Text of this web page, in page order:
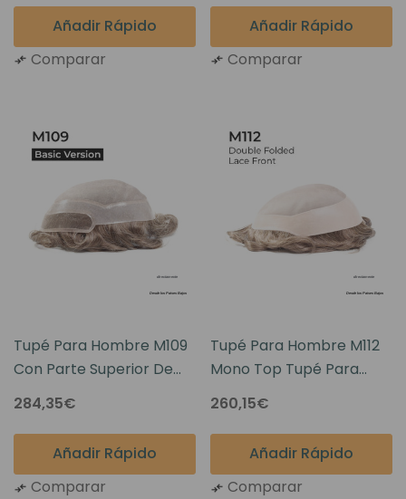
Añadir Rápido
Comparar
Indetectable
Añadir Rápido
Comparar
Tupé Para Hombre M109
Con Parte Superior De
Mono Y Frente De Encaje
- Versión Básica
284,35€
Añadir Rápido
Comparar
Tupé Para Hombre M112
Mono Top Tupé Para
Hombre
260,15€
Añadir Rápido
Comparar